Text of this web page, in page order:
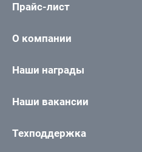
Прайс-лист
О компании
Наши награды
Наши вакансии
Техподдержка